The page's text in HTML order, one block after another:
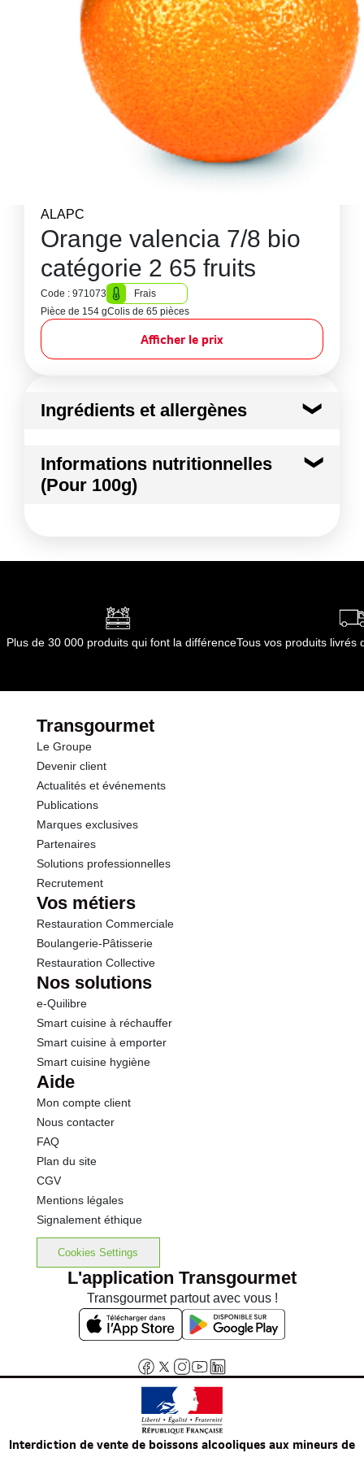
ALAPC
Orange valencia 7/8 bio
catégorie 2 65 fruits
Code : 971073
Frais
Pièce de 154 gColis de 65 pièces
Afficher le prix
Ingrédients et allergènes
Orange
Conformément aux informations transmises
Informations nutritionnelles
(Pour 100g)
Kilojoules 166 kj
dont Acides gras saturés 0.01 g
dont Sucres
Fibres
Protéines
Sel
Plus de 30 000 produits qui font la différenceTous vos produits livrés
Transgourmet
Le Groupe
Devenir client
Actualités et événements
Publications
Marques exclusives
Partenaires
Solutions professionnelles
Recrutement
Vos métiers
Restauration Commerciale
Boulangerie-Pâtisserie
Restauration Collective
Nos solutions
e-Quilibre
Smart cuisine à réchauffer
Smart cuisine à emporter
Smart cuisine hygiène
Aide
Mon compte client
Nous contacter
FAQ
Plan du site
CGV
Mentions légales
Signalement éthique
Cookies Settings
L'application Transgourmet
Transgourmet partout avec vous !
Interdiction de vente de boissons alcooliques aux mineurs de